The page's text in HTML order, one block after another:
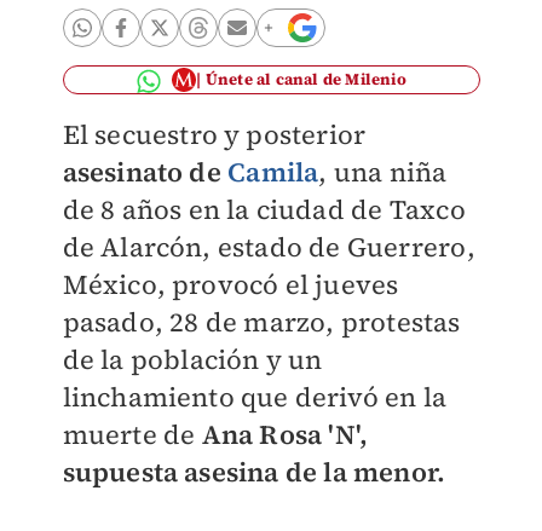
Únete al canal de Milenio
El secuestro y posterior
asesinato de Camila, una niña
de 8 años en la ciudad de Taxco
de Alarcón, estado de Guerrero,
México, provocó el jueves
pasado, 28 de marzo, protestas
de la población y un
linchamiento que derivó en la
muerte de Ana Rosa 'N',
supuesta asesina de la menor.